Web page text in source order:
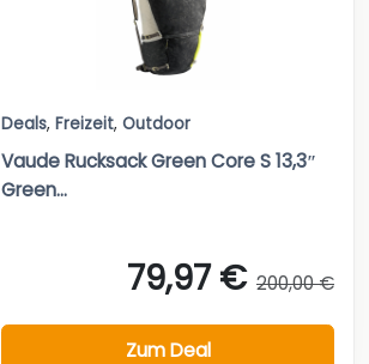
Deals, Freizeit, Outdoor
Vaude Rucksack Green Core S 13,3″
Green...
79,97 € 200,00 €
Zum Deal